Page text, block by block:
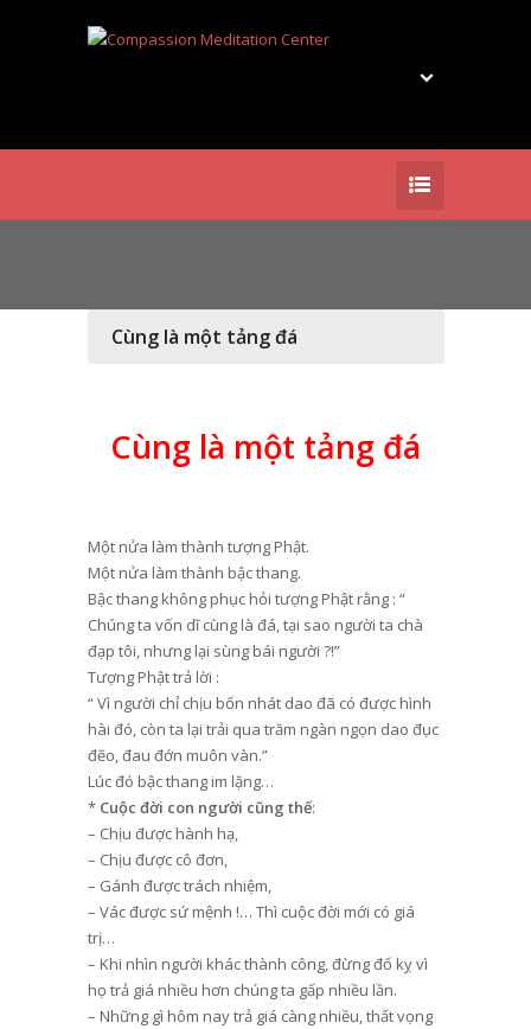
Cùng là một tảng đá
Cùng là một tảng đá
Một nửa làm thành tượng Phật.
Một nửa làm thành bậc thang.
Bậc thang không phục hỏi tượng Phật rằng : “
Chúng ta vốn dĩ cùng là đá, tại sao người ta chà
đạp tôi, nhưng lại sùng bái người ?!”
Tượng Phật trả lời :
“ Vì người chỉ chịu bốn nhát dao đã có được hình
hài đó, còn ta lại trải qua trăm ngàn ngọn dao đục
đẽo, đau đớn muôn vàn.”
Lúc đó bậc thang im lặng…
* Cuộc đời con người cũng thế:
– Chịu được hành hạ,
– Chịu được cô đơn,
– Gánh được trách nhiệm,
– Vác được sứ mệnh !… Thì cuộc đời mới có giá
trị…
– Khi nhìn người khác thành công, đừng đố kỵ vì
họ trả giá nhiều hơn chúng ta gấp nhiều lần.
– Những gì hôm nay trả giá càng nhiều, thất vọng